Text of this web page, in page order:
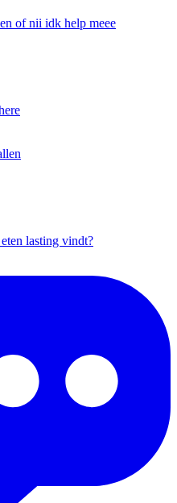
of nii idk help meee
lasting vindt?